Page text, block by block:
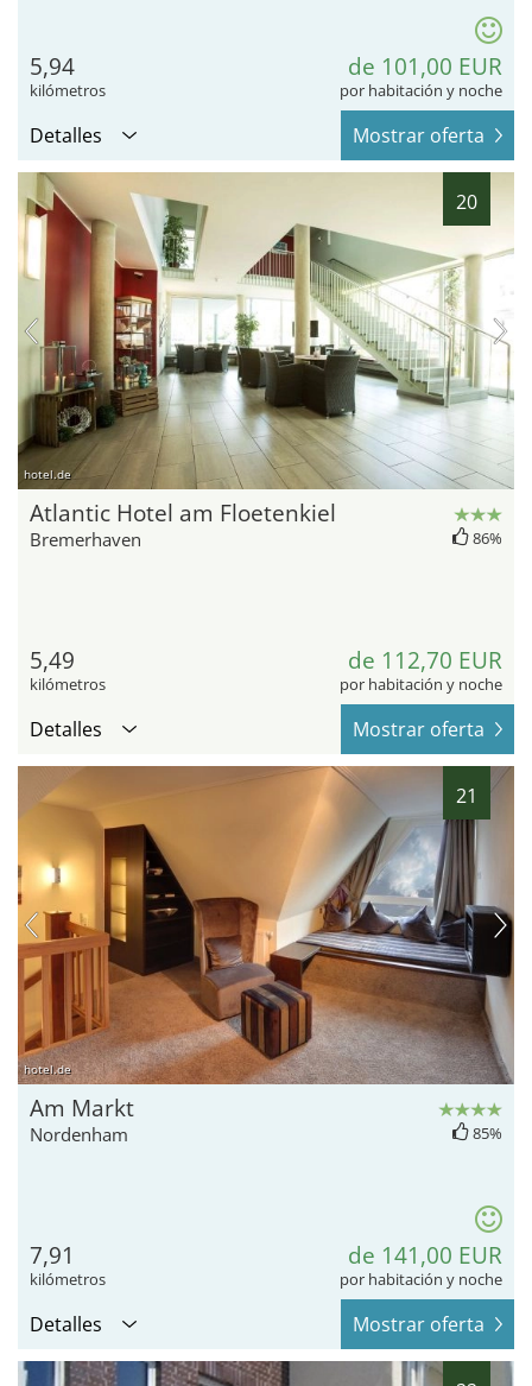
5,94
kilómetros
de 101,00 EUR
por habitación y noche
Detalles Mostrar oferta
20
hotel.de
Atlantic Hotel am Floetenkiel
Bremerhaven 86%
5,49
kilómetros
de 112,70 EUR
por habitación y noche
Detalles Mostrar oferta
21
hotel.de
Am Markt
Nordenham 85%
7,91
kilómetros
de 141,00 EUR
por habitación y noche
Detalles Mostrar oferta